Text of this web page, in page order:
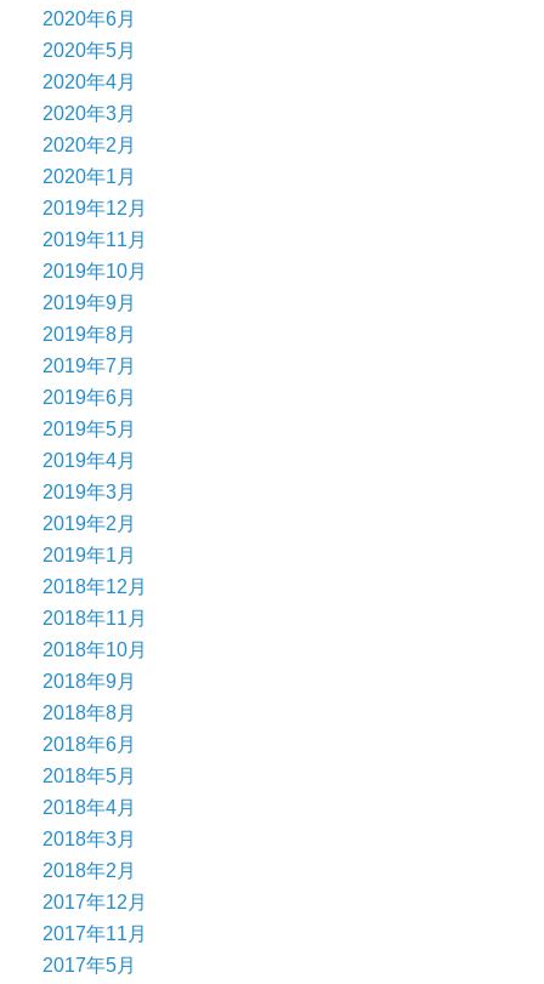
2020年6月
2020年5月
2020年4月
2020年3月
2020年2月
2020年1月
2019年12月
2019年11月
2019年10月
2019年9月
2019年8月
2019年7月
2019年6月
2019年5月
2019年4月
2019年3月
2019年2月
2019年1月
2018年12月
2018年11月
2018年10月
2018年9月
2018年8月
2018年6月
2018年5月
2018年4月
2018年3月
2018年2月
2017年12月
2017年11月
2017年5月